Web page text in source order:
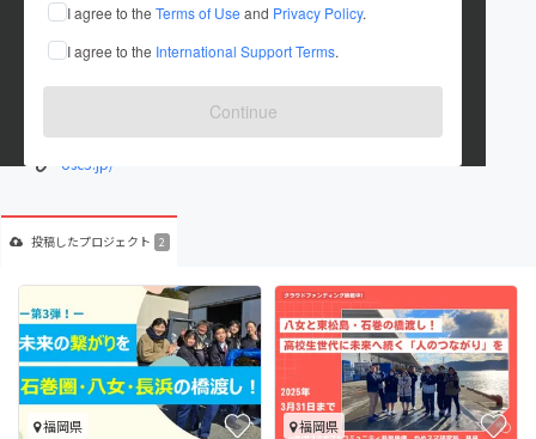
I agree to the Terms of Use and Privacy Policy.
I agree to the International Support Terms.
Continue
プロジェクトオーナー
これまでに16回支援して2件のプロジェクトを投稿しています
在住国：日本 現在地：未設定
出身地：未設定
osc3.jp/
投稿したプロジェクト 2
福岡県 福岡県